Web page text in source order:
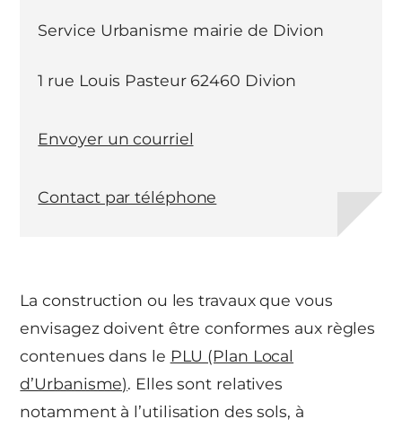
La construction ou les travaux que vous
envisagez doivent être conformes aux règles
contenues dans le PLU (Plan Local
d’Urbanisme). Elles sont relatives
notamment à l’utilisation des sols, à
Service Urbanisme mairie de Divion
1 rue Louis Pasteur 62460 Divion
Envoyer un courriel
Contact par téléphone